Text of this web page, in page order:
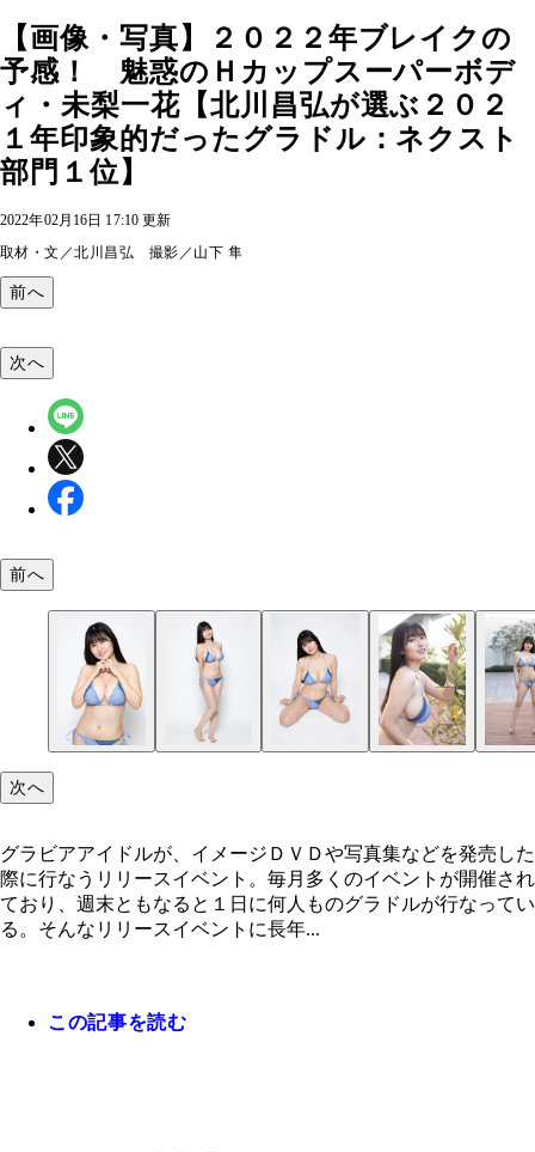
【画像・写真】２０２２年ブレイクの
予感！ 魅惑のＨカップスーパーボデ
ィ・未梨一花【北川昌弘が選ぶ２０２
１年印象的だったグラドル：ネクスト
部門１位】
2022年02月16日 17:10 更新
取材・文／北川昌弘 撮影／山下 隼
前へ
次へ
前へ
次へ
グラビアアイドルが、イメージＤＶＤや写真集などを発売した
際に行なうリリースイベント。毎月多くのイベントが開催され
ており、週末ともなると１日に何人ものグラドルが行なってい
る。そんなリリースイベントに長年...
この記事を読む